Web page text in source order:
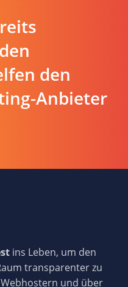
den
Anbieter
ins Leben, um den
transparenter zu
und über